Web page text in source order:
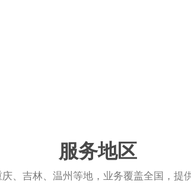
服务地区
、吉林、温州等地，业务覆盖全国，